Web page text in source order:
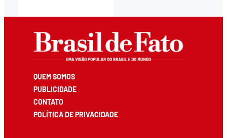
QUEM SOMOS
PUBLICIDADE
CONTATO
POLÍTICA DE PRIVACIDADE